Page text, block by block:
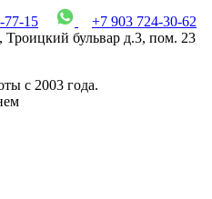
77-15
+7 903 724-30-62
, Троицкий бульвар д.3, пом. 23
с 2003 года.